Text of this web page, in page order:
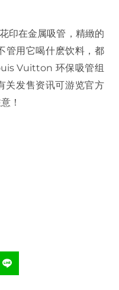
印在金属吸管，精緻的
管用它喝什麽饮料，都
Vuitton 环保吸管组
关发售资讯可游览官方
！